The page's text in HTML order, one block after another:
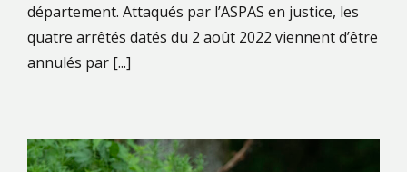
département. Attaqués par l’ASPAS en justice, les
quatre arrêtés datés du 2 août 2022 viennent d’être
annulés par [...]